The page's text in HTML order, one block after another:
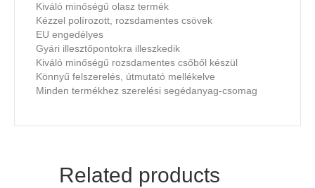
Kiváló minőségű olasz termék
Kézzel polírozott, rozsdamentes csövek
EU engedélyes
Gyári illesztőpontokra illeszkedik
Kiváló minőségű rozsdamentes csőből készül
Könnyű felszerelés, útmutató mellékelve
Minden termékhez szerelési segédanyag-csomag
Related products